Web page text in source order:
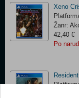
Xeno
Žanr:
42,40 €
Po